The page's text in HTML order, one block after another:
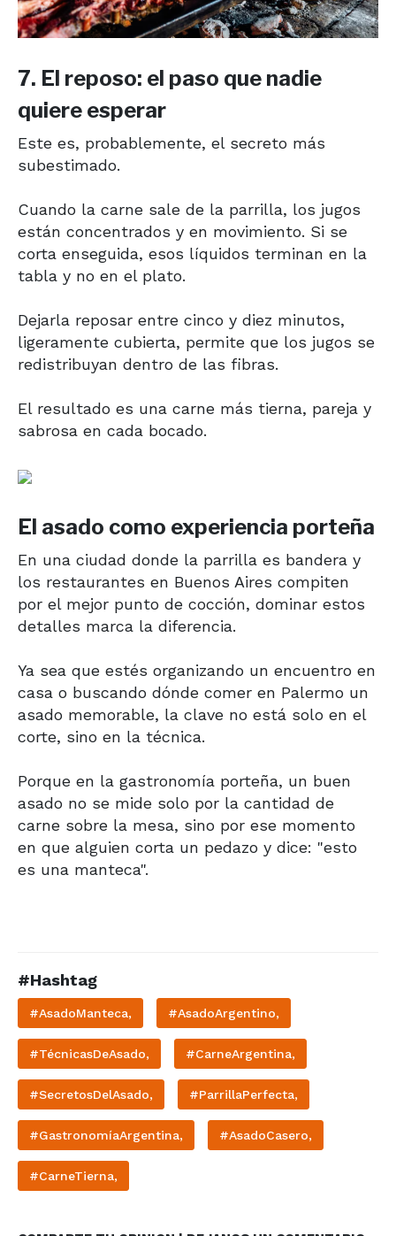
7. El reposo: el paso que nadie
quiere esperar
Este es, probablemente, el secreto más
subestimado.
Cuando la carne sale de la parrilla, los jugos
están concentrados y en movimiento. Si se
corta enseguida, esos líquidos terminan en la
tabla y no en el plato.
Dejarla reposar entre cinco y diez minutos,
ligeramente cubierta, permite que los jugos se
redistribuyan dentro de las fibras.
El resultado es una carne más tierna, pareja y
sabrosa en cada bocado.
El asado como experiencia porteña
En una ciudad donde la parrilla es bandera y
los restaurantes en Buenos Aires compiten
por el mejor punto de cocción, dominar estos
detalles marca la diferencia.
Ya sea que estés organizando un encuentro en
casa o buscando dónde comer en Palermo un
asado memorable, la clave no está solo en el
corte, sino en la técnica.
Porque en la gastronomía porteña, un buen
asado no se mide solo por la cantidad de
carne sobre la mesa, sino por ese momento
en que alguien corta un pedazo y dice: "esto
es una manteca".
#Hashtag
#AsadoManteca, #AsadoArgentino,
#TécnicasDeAsado, #CarneArgentina,
#SecretosDelAsado, #ParrillaPerfecta,
#GastronomíaArgentina, #AsadoCasero,
#CarneTierna,